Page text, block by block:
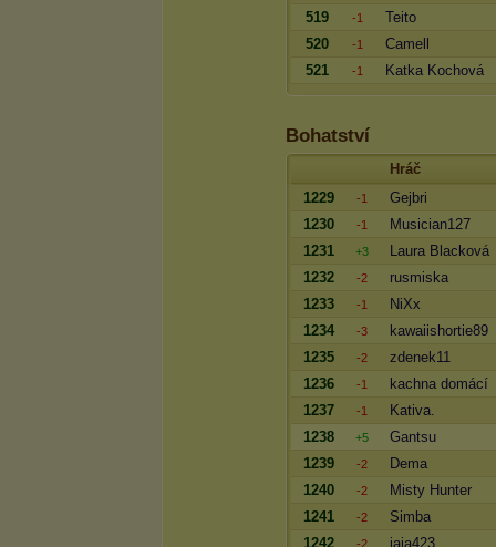
519
-1
Teito
520
-1
Camell
521
-1 Katka Kochová
Bohatství
Hráč
1229
-1
Gejbri
1230
-1
Musician127
1231
+3
Laura Blacková
1232
-2
rusmiska
1233
-1
NiXx
1234
-3
kawaiishortie89
1235
-2
zdenek11
1236
-1
kachna domácí
1237
-1
Kativa.
1238
+5
Gantsu
1239
-2
Dema
1240
-2
Misty Hunter
1241
-2
Simba
1242
-2
jaja423